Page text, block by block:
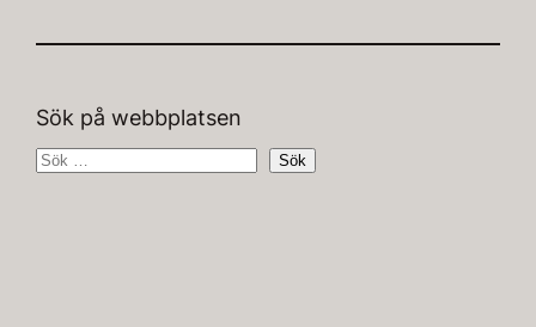
Sök på webbplatsen
S
Sök